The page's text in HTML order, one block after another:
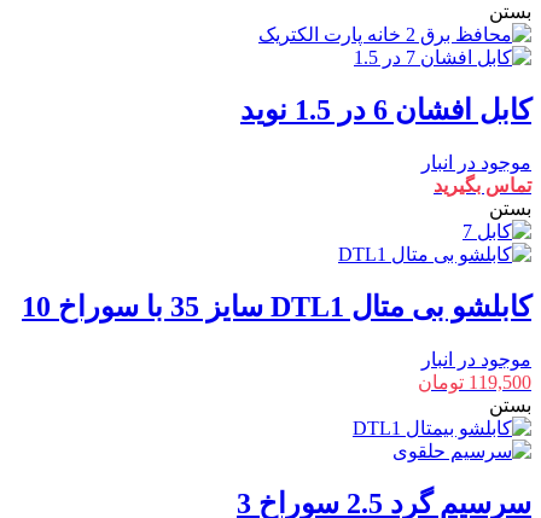
بستن
کابل افشان 6 در 1.5 نوید
موجود در انبار
تماس بگیرید
بستن
کابلشو بی متال DTL1 سایز 35 با سوراخ 10
موجود در انبار
119,500 تومان
بستن
سرسیم گرد 2.5 سوراخ 3